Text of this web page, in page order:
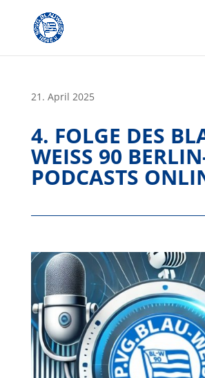
content
21. April 2025
4. FOLGE DES
WEISS 90 BERLIN-
ODCASTS